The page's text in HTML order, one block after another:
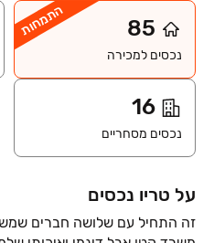
התמחות 85
נכסים למכירה
16
נכסים מסחריים
על טריו נכסים
זה התחיל עם שלושה חברים